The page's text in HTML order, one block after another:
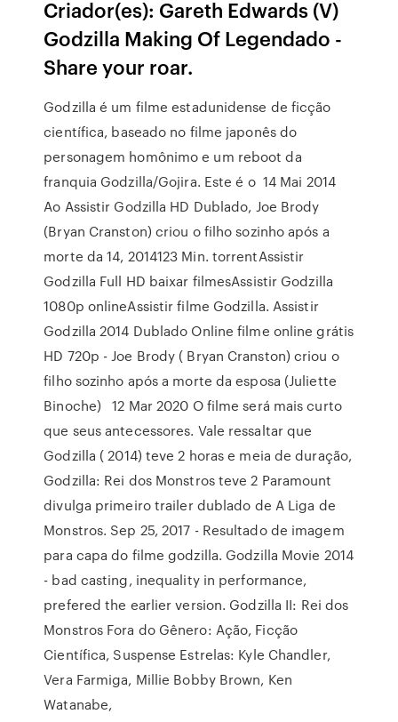
Criador(es): Gareth Edwards (V)
Godzilla Making Of Legendado -
Share your roar.
Godzilla é um filme estadunidense de ficção
científica, baseado no filme japonês do
personagem homônimo e um reboot da
franquia Godzilla/Gojira. Este é o 14 Mai 2014
Ao Assistir Godzilla HD Dublado, Joe Brody
(Bryan Cranston) criou o filho sozinho após a
morte da 14, 2014123 Min. torrentAssistir
Godzilla Full HD baixar filmesAssistir Godzilla
1080p onlineAssistir filme Godzilla. Assistir
Godzilla 2014 Dublado Online filme online grátis
HD 720p - Joe Brody ( Bryan Cranston) criou o
filho sozinho após a morte da esposa (Juliette
Binoche) 12 Mar 2020 O filme será mais curto
que seus antecessores. Vale ressaltar que
Godzilla ( 2014) teve 2 horas e meia de duração,
Godzilla: Rei dos Monstros teve 2 Paramount
divulga primeiro trailer dublado de A Liga de
Monstros. Sep 25, 2017 - Resultado de imagem
para capa do filme godzilla. Godzilla Movie 2014
- bad casting, inequality in performance,
prefered the earlier version. Godzilla II: Rei dos
Monstros Fora do Gênero: Ação, Ficção
Científica, Suspense Estrelas: Kyle Chandler,
Vera Farmiga, Millie Bobby Brown, Ken
Watanabe,